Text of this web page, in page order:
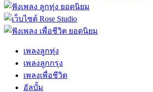
เพลงลูกทุ่ง
เพลงลูกกรุง
เพลงเพื่อชีวิต
อัลบั้ม